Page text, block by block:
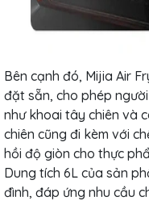
Bên cạnh đó, Mijia Air
đặt sẵn, cho phép
như khoai tây chiên và
chiên cũng đi kèm với
hồi độ giòn cho thực
Dung tích 6L của sản
đình, đáp ứng nhu cầu